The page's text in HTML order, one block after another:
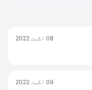
08 اگست 2022
09 اگست 2022